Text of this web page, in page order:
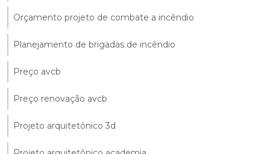
Orçamento projeto de combate a incêndio
Planejamento de brigadas de incêndio
Preço avcb
Preço renovação avcb
Projeto arquitetônico 3d